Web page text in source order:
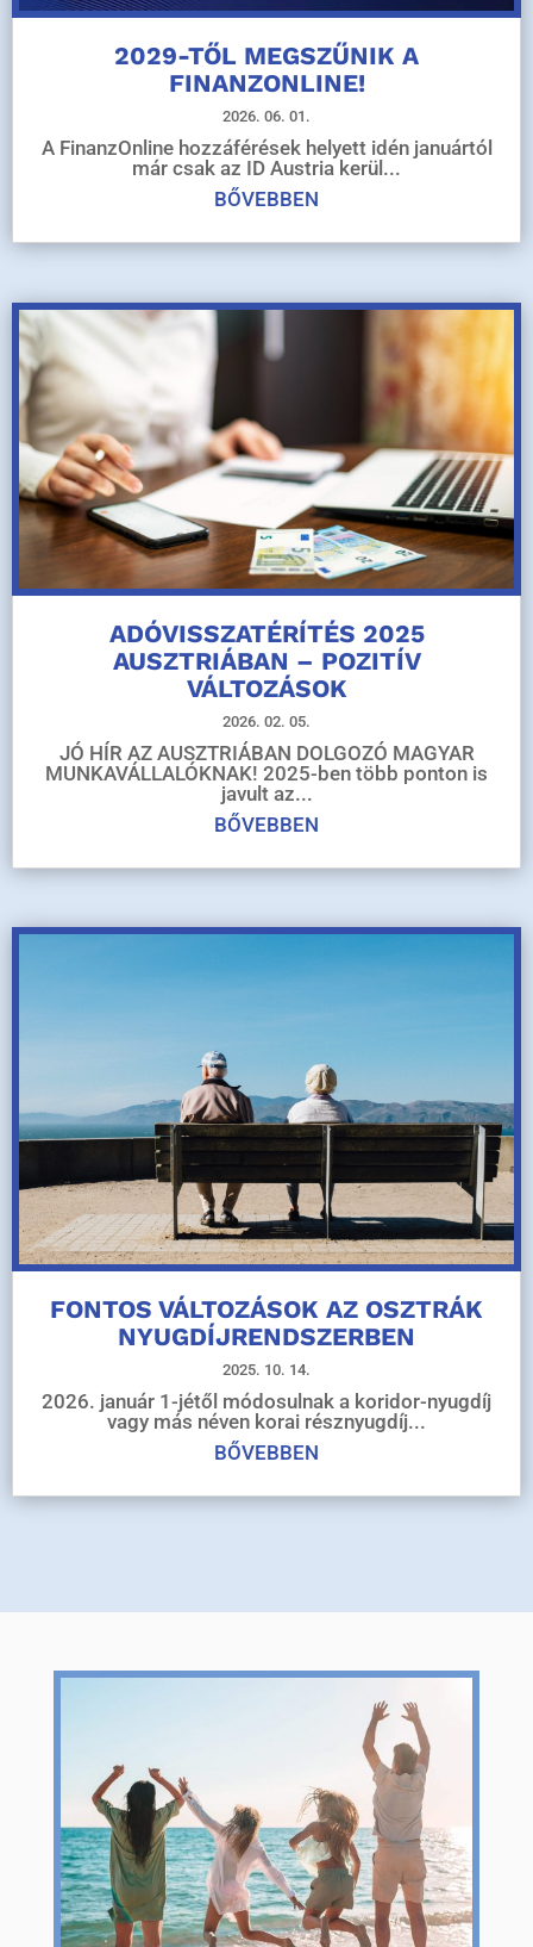
2029-TŐL MEGSZŰNIK A
FINANZONLINE!
2026. 06. 01.
A FinanzOnline hozzáférések helyett idén januártól
már csak az ID Austria kerül...
BŐVEBBEN
ADÓVISSZATÉRÍTÉS 2025
AUSZTRIÁBAN – POZITÍV
VÁLTOZÁSOK
2026. 02. 05.
JÓ HÍR AZ AUSZTRIÁBAN DOLGOZÓ MAGYAR
MUNKAVÁLLALÓKNAK! 2025-ben több ponton is
javult az...
BŐVEBBEN
FONTOS VÁLTOZÁSOK AZ OSZTRÁK
NYUGDÍJRENDSZERBEN
2025. 10. 14.
2026. január 1-jétől módosulnak a koridor-nyugdíj
vagy más néven korai résznyugdíj...
BŐVEBBEN